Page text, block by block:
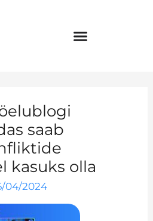
saab
kasuks olla
04/2024